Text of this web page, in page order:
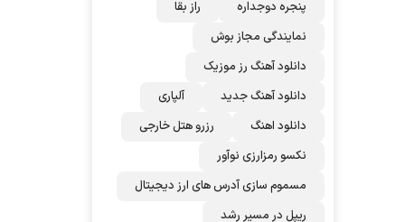
پنجره دوجداره
راز بقا
نمایندگی مجاز بوش
دانلود آهنگ رز‌ موزیک
دانلود آهنگ جدید
آلپاری
دانلود اهنگ
رزرو هتل خارجی
نکسو رمزارزی نوآور
مسموم سازی آدرس های ارز دیجیتال
ریپل در مسیر رشد